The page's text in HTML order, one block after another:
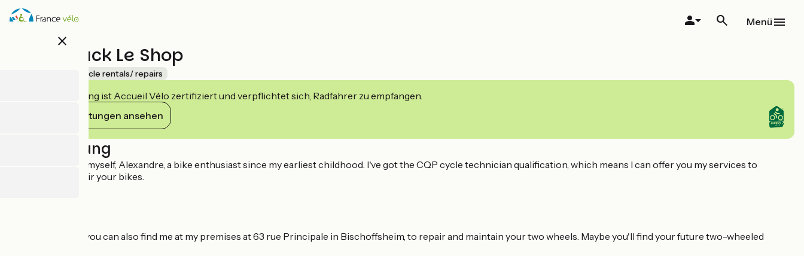
Direkt
zum
close
Menü
Cyclo Truck Le Shop
Bicycle rentals/ repairs
Diese Einrichtung ist Accueil Vélo zertifiziert und verpflichtet sich, Radfahrer zu empfangen.
Ihre Verpflichtungen ansehen
Beschreibung
Let me introduce myself, Alexandre, a bike enthusiast since my earliest childhood. I've got the CQP cycle technician qualification, which means I can offer you my services to
maintain and repair your bikes.
Since June 2023, you can also find me at my premises at 63 rue Principale in Bischoffsheim, to repair and maintain your two wheels. Maybe you'll find your future two-wheeled